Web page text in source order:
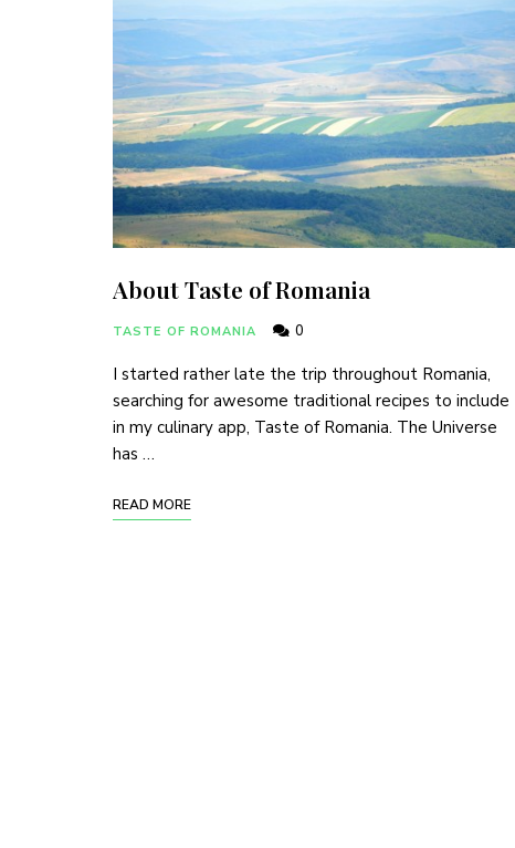
About Taste of Romania
TASTE OF ROMANIA 0
I started rather late the trip throughout Romania,
searching for awesome traditional recipes to include
in my culinary app, Taste of Romania. The Universe
has …
READ MORE